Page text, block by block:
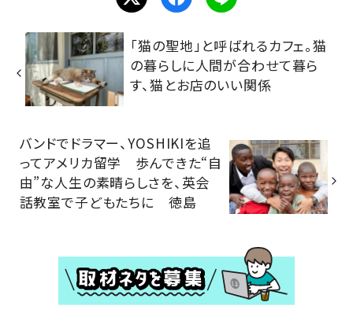
「猫の聖地」と呼ばれるカフェ。猫
の暮らしに人間が合わせて暮ら
す、猫とお店のいい関係
バンドでドラマー、YOSHIKIを追
ってアメリカ留学 歩んできた“自
由”な人生の素晴らしさを、英会
話教室で子どもたちに 徳島